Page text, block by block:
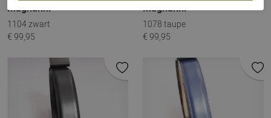
Magnanni
1104 zwart
€ 99,95
Magnanni
1078 taupe
€ 99,95